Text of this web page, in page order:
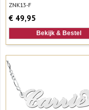
ZNK13-F
€ 49,95
Bekijk & Bestel